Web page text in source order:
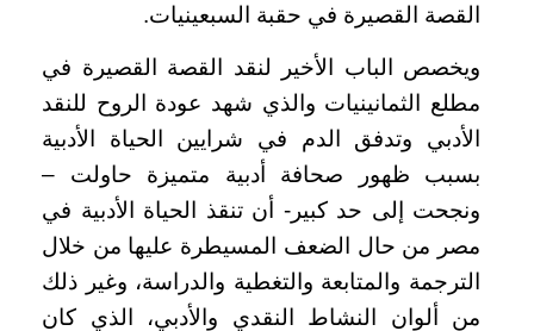
القصة القصيرة في حقبة السبعينيات.
ويخصص الباب الأخير لنقد القصة القصيرة في
مطلع الثمانينيات والذي شهد عودة الروح للنقد
الأدبي وتدفق الدم في شرايين الحياة الأدبية
بسبب ظهور صحافة أدبية متميزة حاولت –
ونجحت إلى حد كبير- أن تنقذ الحياة الأدبية في
مصر من حال الضعف المسيطرة عليها من خلال
الترجمة والمتابعة والتغطية والدراسة، وغير ذلك
من ألوان النشاط النقدي والأدبي، الذي كان